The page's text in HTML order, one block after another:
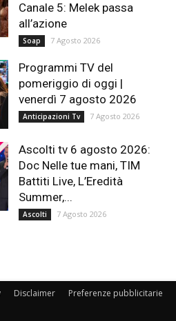
Canale 5: Melek passa
all’azione
Soap 7 Agosto 2026
Programmi TV del
pomeriggio di oggi |
venerdì 7 agosto 2026
Anticipazioni Tv 7 Agosto 2026
Ascolti tv 6 agosto 2026:
Doc Nelle tue mani, TIM
Battiti Live, L’Eredità
Summer,...
Ascolti 7 Agosto 2026
Disclaimer Preferenze pubblicitarie